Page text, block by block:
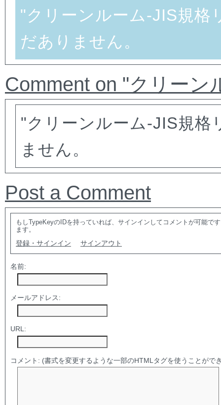
"クリーンルーム-JIS規格
だありません。
Comment on "クリーン
"クリーンルーム-JIS規格
ません。
Post a Comment
もしTypeKeyのIDを持っていれば、サインインしてコメントが可能で
ます。
登録・サインイン サインアウト
名前:
メールアドレス:
URL:
コメント: (書式を変更するような一部のHTMLタグを使うことがで